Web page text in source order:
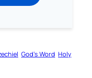
God’s Word Holy